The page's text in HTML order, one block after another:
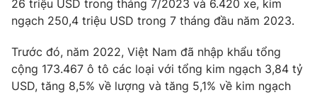
Video Shorts video
VTV Money VTV Thể thao
26 triệu USD trong tháng 7/2023 và 6.420 xe, kim
ngạch 250,4 triệu USD trong 7 tháng đầu năm 2023.
Trước đó, năm 2022, Việt Nam đã nhập khẩu tổng
cộng 173.467 ô tô các loại với tổng kim ngạch 3,84 tỷ
USD, tăng 8,5% về lượng và tăng 5,1% về kim ngạch